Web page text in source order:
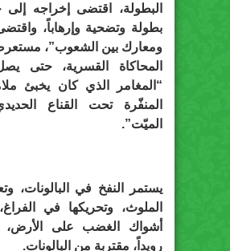
البطولة، اقتضى إخراجه إلى
بطولة وتضحية وإرهاباً،
ومعارك بين الشعوب”،
المحاكاة القسرية، حتى
“المغامر الذي كان يخبئ
المنفّرة تحت القناع
الميّت”.
يستمر النفخ في البالونات،
الملوث، وتحريكها في
أشواك الغضب على الأرض،
رويداً، مقتربة من البالونات.